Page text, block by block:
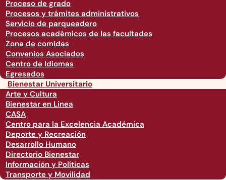
Proceso de grado
Procesos y trámites administrativos
Servicio de parqueadero
Procesos académicos de las facultades
Zona de comidas
Convenios Asociados
Centro de Idiomas
Egresados
Bienestar Universitario
Arte y Cultura
Bienestar en Linea
CASA
Centro para la Excelencia Académica
Deporte y Recreación
Desarrollo Humano
Directorio Bienestar
Información y Políticas
Transporte y Movilidad